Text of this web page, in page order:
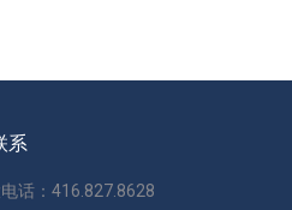
系
话：416.827.8628